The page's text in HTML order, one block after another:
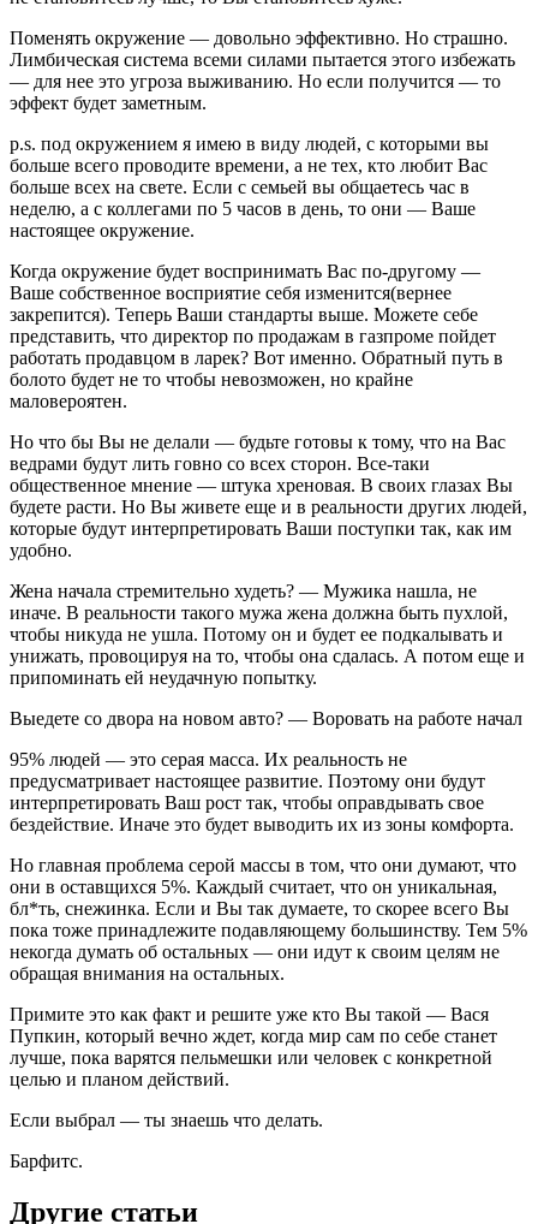
Поменять окружение — довольно эффективно. Но страшно.
Лимбическая система всеми силами пытается этого избежать
— для нее это угроза выживанию. Но если получится — то
эффект будет заметным.
p.s. под окружением я имею в виду людей, с которыми вы
больше всего проводите времени, а не тех, кто любит Вас
больше всех на свете. Если с семьей вы общаетесь час в
неделю, а с коллегами по 5 часов в день, то они — Ваше
настоящее окружение.
Когда окружение будет воспринимать Вас по-другому —
Ваше собственное восприятие себя изменится(вернее
закрепится). Теперь Ваши стандарты выше. Можете себе
представить, что директор по продажам в газпроме пойдет
работать продавцом в ларек? Вот именно. Обратный путь в
болото будет не то чтобы невозможен, но крайне
маловероятен.
Но что бы Вы не делали — будьте готовы к тому, что на Вас
ведрами будут лить говно со всех сторон. Все-таки
общественное мнение — штука хреновая. В своих глазах Вы
будете расти. Но Вы живете еще и в реальности других людей,
которые будут интерпретировать Ваши поступки так, как им
удобно.
Жена начала стремительно худеть? — Мужика нашла, не
иначе. В реальности такого мужа жена должна быть пухлой,
чтобы никуда не ушла. Потому он и будет ее подкалывать и
унижать, провоцируя на то, чтобы она сдалась. А потом еще и
припоминать ей неудачную попытку.
Выедете со двора на новом авто? — Воровать на работе начал
95% людей — это серая масса. Их реальность не
предусматривает настоящее развитие. Поэтому они будут
интерпретировать Ваш рост так, чтобы оправдывать свое
бездействие. Иначе это будет выводить их из зоны комфорта.
Но главная проблема серой массы в том, что они думают, что
они в оставщихся 5%. Каждый считает, что он уникальная,
бл*ть, снежинка. Если и Вы так думаете, то скорее всего Вы
пока тоже принадлежите подавляющему большинству. Тем 5%
некогда думать об остальных — они идут к своим целям не
обращая внимания на остальных.
Примите это как факт и решите уже кто Вы такой — Вася
Пупкин, который вечно ждет, когда мир сам по себе станет
лучше, пока варятся пельмешки или человек с конкретной
целью и планом действий.
Если выбрал — ты знаешь что делать.
Барфитс.
Другие статьи